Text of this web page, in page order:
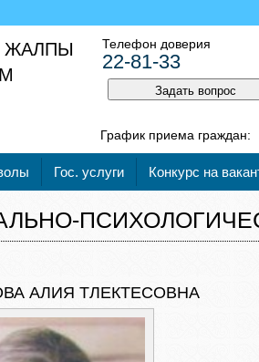
ЖАЛПЫ
Телефон доверия
22-81-33
Задать вопрос
График приема граждан:
Гос. услуги Конкурс на
АЛИЯ ТЛЕКТЕСОВНА